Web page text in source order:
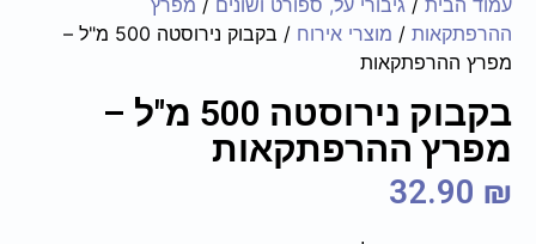
עמוד הבית / גיבורי על, ספורט ושונים / מפרץ
ההרפתקאות / מוצרי אירוח
/ בקבוק נירוסטה 500 מ"ל –
מפרץ ההרפתקאות
בקבוק נירוסטה 500 מ"ל –
מפרץ ההרפתקאות
32.90 ₪